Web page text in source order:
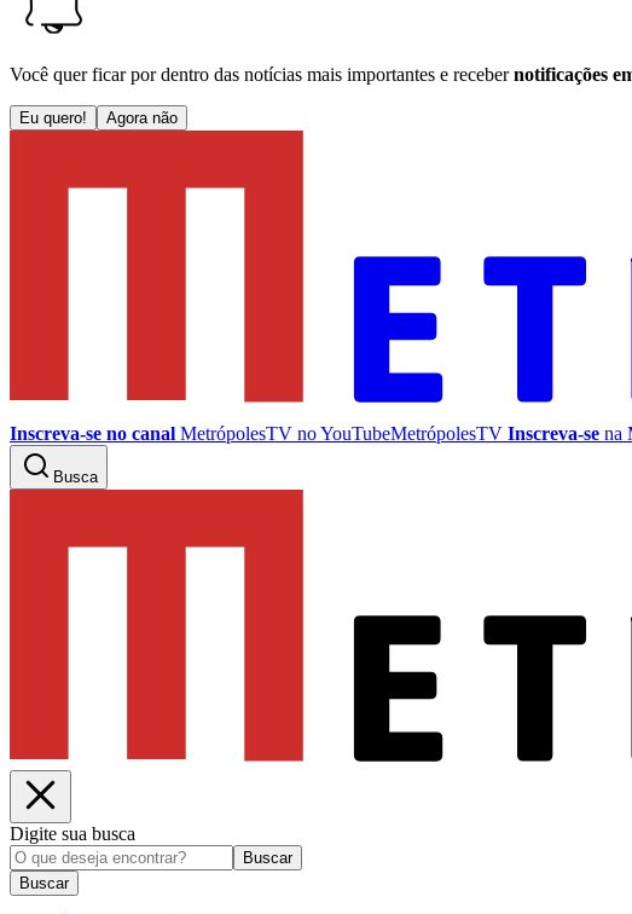
Você quer ficar por dentro das notícias mais importantes e receber notificações
Eu quero! Agora não
Inscreva-se no canal MetrópolesTV noYouTubeMetrópolesTV Inscreva-se na
Busca
Digite sua busca
Buscar
Buscar